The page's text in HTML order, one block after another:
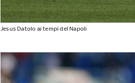
Jesus Datolo ai tempi del Napoli